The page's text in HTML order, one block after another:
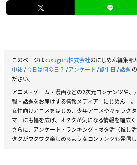
このページはkusuguru株式会社のにじめん編集部
中祐/今日は何の日？ /アンケート /誕生日/話題
ださい。
アニメ・ゲーム・漫画などの2次元コンテンツや
報・話題をお届けする情報メディア「にじめん」。
女性向けアニメをはじめ、少年アニメやキャラク
マーにも幅を広げ、オタクが気になる情報を幅広く
さらに、アンケート・ランキング・オタ活（推し
タクがワクワク楽しめるようなコンテンツも発信し